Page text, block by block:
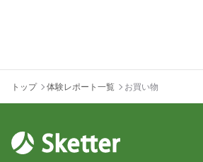
トップ 体験レポート一覧 お買い物